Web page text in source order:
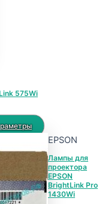
575Wi
Этот
товар
имеет
несколько
вариаций.
Опции
EPSON
Лампы для
проектора
EPSON
BrightLink Pro
1430Wi